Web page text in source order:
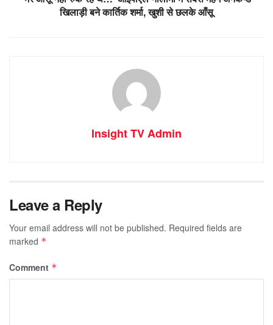
खिलाड़ी बने कार्तिक शर्मा, खुशी से छलके आँसू
Insight TV Admin
Leave a Reply
Your email address will not be published. Required fields are
marked *
Comment *